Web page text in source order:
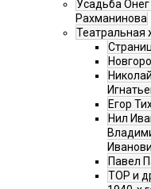
Усадьба
Рахманинова
Театральная
Егор
Нил
Павел
ТОР и